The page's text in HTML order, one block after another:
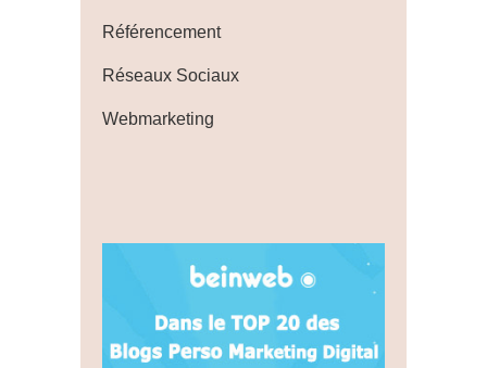
Référencement
Réseaux Sociaux
Webmarketing